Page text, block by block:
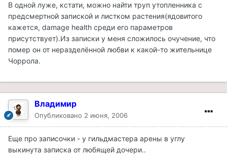
В одной луже, кстати, можно найти труп утопленника с
предсмертной запиской и листком растения(ядовитого
кажется, damage health среди его параметров
присутствует).Из записки у меня сложилось очучение, что
помер он от неразделённой любви к какой-то жительнице
Чоррола.
Владимир
Опубликовано 2 июня, 2006
Еще про записочки - у гильдмастера арены в углу
выкинута записка от любящей дочери..